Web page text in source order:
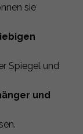
sie
Spiegel und
und